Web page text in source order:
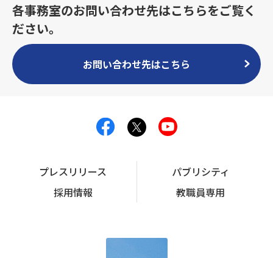
各事務室のお問い合わせ先はこちらをご覧く
ださい。
お問い合わせ先はこちら
プレスリリース
パブリシティ
採用情報
教職員専用